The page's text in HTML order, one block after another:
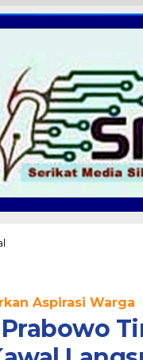
Bailey
Garoga,
Langsung
Aspirasi Warga